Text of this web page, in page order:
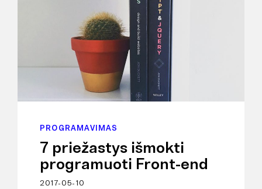
PROGRAMAVIMAS
7 priežastys išmokti
programuoti Front-end
2017-05-10